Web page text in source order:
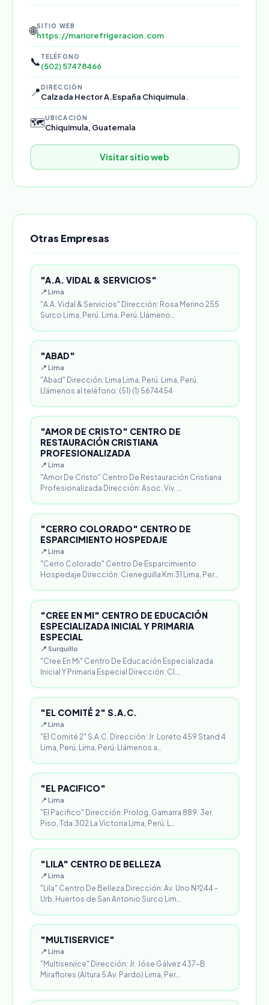
🌐SITIO WEB
https://mariorefrigeracion.com
📞 TELÉFONO
(502) 57478466
📍DIRECCIÓN
Calzada Hector A.España Chiquimula.
🗺️UBICACIÓN
Chiquimula, Guatemala
Visitar sitio web
Otras Empresas
"A.A. VIDAL & SERVICIOS"
📍 Lima
"A.A. Vidal & Servicios" Dirección: Rosa Merino 255
Surco Lima, Perú. Lima, Perú. Llámeno…
"ABAD"
📍 Lima
"Abad" Dirección: Lima Lima, Perú. Lima, Perú.
Llámenos al teléfono: (51) (1) 5674454
"AMOR DE CRISTO" CENTRO DE
RESTAURACIÓN CRISTIANA
PROFESIONALIZADA
📍 Lima
"Amor De Cristo" Centro De Restauración Cristiana
Profesionalizada Dirección: Asoc. Viv. …
"CERRO COLORADO" CENTRO DE
ESPARCIMIENTO HOSPEDAJE
📍 Lima
"Cerro Colorado" Centro De Esparcimiento
Hospedaje Dirección: Cieneguilla Km 31 Lima, Per…
"CREE EN MI" CENTRO DE EDUCACIÓN
ESPECIALIZADA INICIAL Y PRIMARIA
ESPECIAL
📍 Surquillo
"Cree En Mi" Centro De Educación Especializada
Inicial Y Primaria Especial Dirección: Cl.…
"EL COMITÉ 2" S.A.C.
📍 Lima
"El Comité 2" S.A.C. Dirección: Jr. Loreto 459 Stand 4
Lima, Perú. Lima, Perú. Llámenos a…
"EL PACIFICO"
📍 Lima
"El Pacifico" Dirección: Prolog. Gamarra 889. 3er
Piso, Tda.302 La Victoria Lima, Perú. L…
"LILA" CENTRO DE BELLEZA
📍 Lima
"Lila" Centro De Belleza Dirección: Av. Uno N³244 -
Urb. Huertos de San Antonio Surco Lim…
"MULTISERVICE"
📍 Lima
"Multiservice" Dirección: Jr. Jóse Gálvez 437-B
Miraflores (Altura 5 Av. Pardo) Lima, Per…